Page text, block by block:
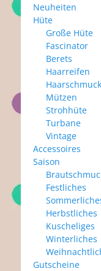
Neuheiten
Hüte
Große Hüte
Fascinator
Berets
Haarreifen
Haarschmuck
Mützen
Strohhüte
Turbane
Vintage
Accessoires
Saison
Festliches
Herbstliches
Kuscheliges
Winterliches
Gutscheine